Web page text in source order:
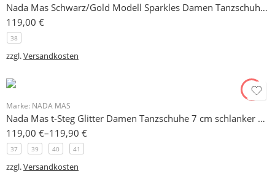
Nada Mas Schwarz/Gold Modell Sparkles Damen Tanzschuhe 7 cm schlanker Absatz
119,00 €
38
zzgl.Versandkosten
Marke: NADA MAS
Nada Mas t-Steg Glitter Damen Tanzschuhe 7 cm schlanker Absatz
119,00 €–119,90 €
37 39 40 41
zzgl.Versandkosten